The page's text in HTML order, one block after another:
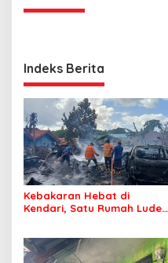
Indeks Berita
Kebakaran Hebat di
Kendari, Satu Rumah Ludes